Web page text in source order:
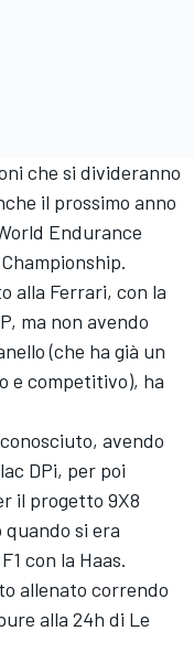
che si divideranno
il prossimo anno
Endurance
alla Ferrari, con la
ma non avendo
(che ha già un
e competitivo), ha
avendo
DPi, per poi
il progetto 9X8
si era
con la Haas.
allenato correndo
alla 24h di Le